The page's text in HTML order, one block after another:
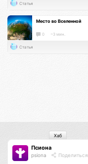
Статья
Место во Вселенной
0 ~3 мин.
Статья
Псиона
psiona Поделиться
Хаб